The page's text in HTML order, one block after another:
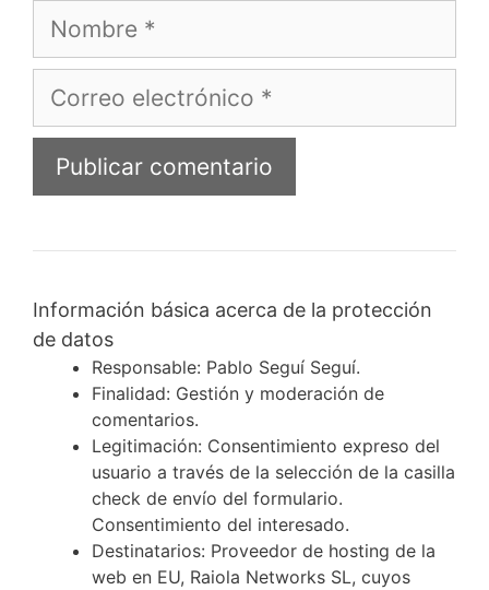
electrónico
Información básica acerca de la protección
de datos
Responsable: Pablo Seguí Seguí.
Finalidad: Gestión y moderación de
comentarios.
Legitimación: Consentimiento expreso del
usuario a través de la selección de la casilla
check de envío del formulario.
Consentimiento del interesado.
Destinatarios: Proveedor de hosting de la
web en EU, Raiola Networks SL, cuyos